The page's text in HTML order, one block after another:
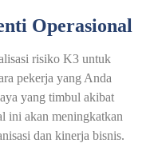
Operasional
risiko K3 untuk
pekerja yang Anda
yang timbul akibat
ini akan meningkatkan
dan kinerja bisnis.